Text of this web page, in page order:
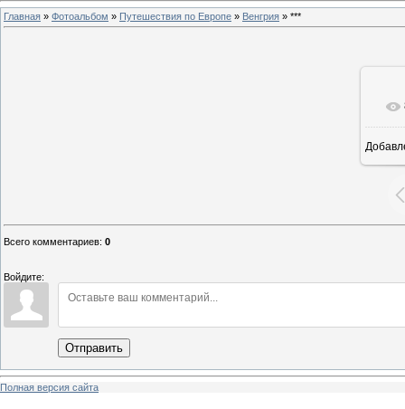
Главная » Фотоальбом » Путешествия по Европе » Венгрия » ***
Всего комментариев: 0
Войдите:
Отправить
Полная версия сайта